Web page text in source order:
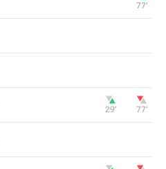
77‎’‎
29‎’‎ 77‎’‎